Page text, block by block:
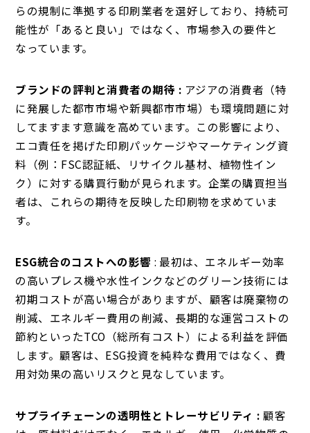
らの規制に準拠する印刷業者を選好しており、持続可
能性が「あると良い」ではなく、市場参入の要件と
なっています。
ブランドの評判と消費者の期待 : アジアの消費者（特
に発展した都市市場や新興都市市場）も環境問題に対
してますます意識を高めています。この影響により、
エコ責任を掲げた印刷パッケージやマーケティング資
料（例：FSC認証紙、リサイクル基材、植物性イン
ク）に対する購買行動が見られます。企業の購買担当
者は、これらの期待を反映した印刷物を求めていま
す。
ESG統合のコストへの影響: 最初は、エネルギー効率
の高いプレス機や水性インクなどのグリーン技術には
初期コストが高い場合がありますが、顧客は廃棄物の
削減、エネルギー費用の削減、長期的な運営コストの
節約といったTCO（総所有コスト）による利益を評価
します。顧客は、ESG投資を純粋な費用ではなく、費
用対効果の高いリスクと見なしています。
サプライチェーンの透明性とトレーサビリティ : 顧客